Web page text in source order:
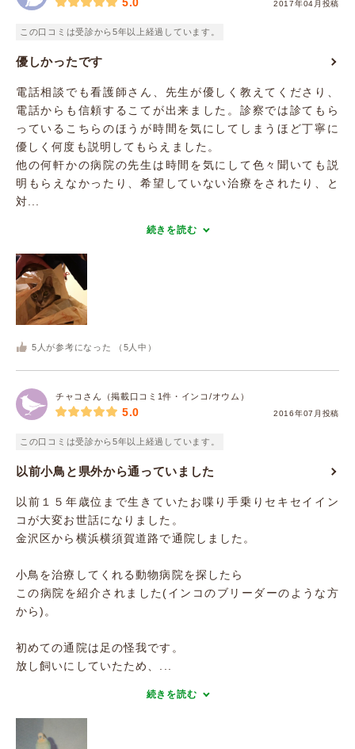
2017年04月投稿
この口コミは受診から5年以上経過しています。
優しかったです
電話相談でも看護師さん、先生が優しく教えてくださり、
電話からも信頼するこてが出来ました。診察では診てもら
っているこちらのほうが時間を気にしてしまうほど丁寧に
優しく何度も説明してもらえました。
他の何軒かの病院の先生は時間を気にして色々聞いても説
明もらえなかったり、希望していない治療をされたり、と
対...
続きを読む
5 人が参考になった （ 5 人中）
チャコさん（掲載口コミ1件・インコ/オウム）
2016年07月投稿
5.0
この口コミは受診から5年以上経過しています。
以前小鳥と県外から通っていました
以前１５年歳位まで生きていたお喋り手乗りセキセイイン
コが大変お世話になりました。
金沢区から横浜横須賀道路で通院しました。
小鳥を治療してくれる動物病院を探したら
この病院を紹介されました(インコのブリーダーのような方
から)。
初めての通院は足の怪我です。
放し飼いにしていたため、...
続きを読む